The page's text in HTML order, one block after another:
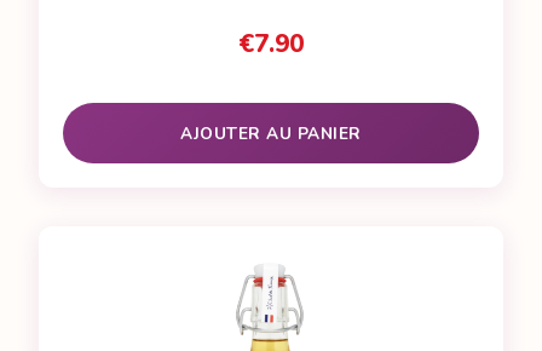
5 basé sur
€7.90
AJOUTER AU PANIER